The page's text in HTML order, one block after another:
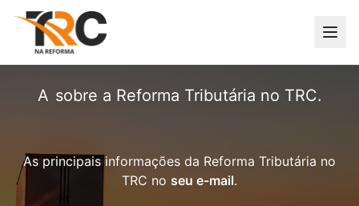
Aprincipalsobre a Reforma Tributária no
As principais informações da Reforma Tributária no
TRC no seu e-mail.